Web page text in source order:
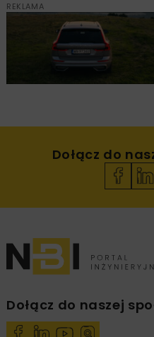
REKLAMA
Dołącz do
Dołącz do naszej